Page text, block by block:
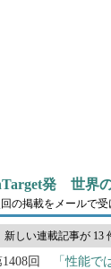
発 世界
の掲載をメールで受
新しい連載記事が 13
1408 「性能で